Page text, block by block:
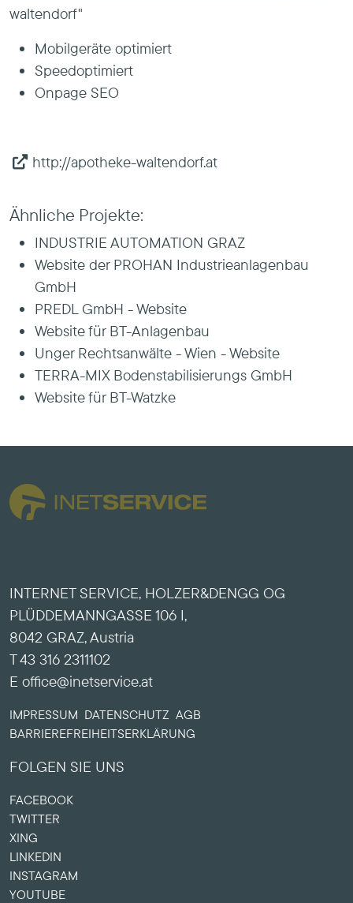
waltendorf"
Mobilgeräte optimiert
Speedoptimiert
Onpage SEO
http://apotheke-waltendorf.at
Ähnliche Projekte:
INDUSTRIE AUTOMATION GRAZ
Website der PROHAN Industrieanlagenbau
GmbH
PREDL GmbH - Website
Website für BT-Anlagenbau
Unger Rechtsanwälte - Wien - Website
TERRA-MIX Bodenstabilisierungs GmbH
Website für BT-Watzke
INTERNET SERVICE, HOLZER&DENGG OG
PLÜDDEMANNGASSE 106 I,
8042 GRAZ, Austria
T 43 316 2311102
E office@inetservice.at
IMPRESSUM DATENSCHUTZ AGB
BARRIERE­FREIHEITS­ERKLÄRUNG
FOLGEN SIE UNS
FACEBOOK
TWITTER
XING
LINKEDIN
INSTAGRAM
YOUTUBE